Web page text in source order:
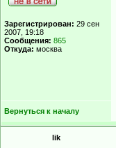
Зарегистрирован: 29 сен
2007, 19:18
Сообщения: 865
Откуда: москва
Вернуться к началу
lik